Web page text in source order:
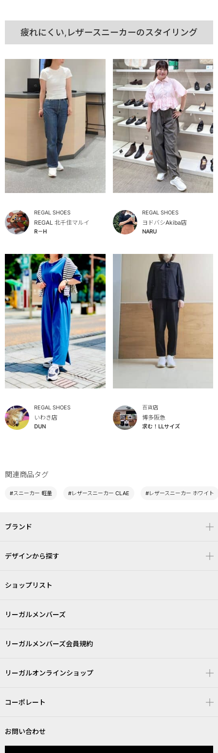
疲れにくい,レザースニーカーのスタイリング
REGAL SHOES
REGAL 北千住マルイ
R－H
REGAL SHOES
ヨドバシAkiba店
NARU
REGAL SHOES
いわき店
DUN
百貨店
博多阪急
求む！LLサイズ
関連商品タグ
#スニーカー 軽量 #レザースニーカー CLAE #レザースニーカー ホワイト
ブランド
デザインから探す
ショップリスト
リーガルメンバーズ
リーガルメンバーズ会員規約
リーガルオンラインショップ
コーポレート
お問い合わせ